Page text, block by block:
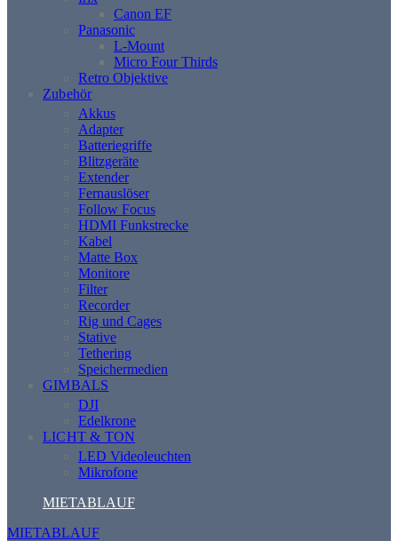
Canon EF
Panasonic
L-Mount
Micro Four Thirds
Retro Objektive
Zubehör
Akkus
Adapter
Batteriegriffe
Blitzgeräte
Extender
Fernauslöser
Follow Focus
HDMI Funkstrecke
Kabel
Matte Box
Monitore
Filter
Recorder
Rig und Cages
Stative
Tethering
Speichermedien
GIMBALS
DJI
Edelkrone
LICHT & TON
LED Videoleuchten
Mikrofone
MIETABLAUF
MIETABLAUF